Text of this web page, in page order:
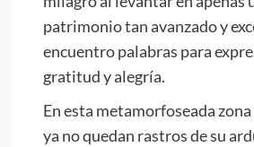
patrimonio tan avanzado y
encuentro palabras para
gratitud y alegría.
En esta metamorfoseada
ya no quedan rastros de su